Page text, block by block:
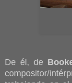
De él, de
compositor/